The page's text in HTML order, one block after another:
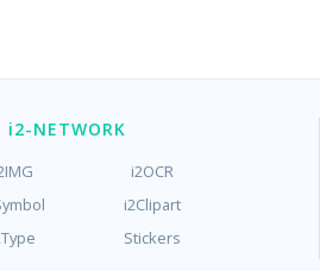
i2-NETWORK
i2OCR
i2Clipart
Stickers